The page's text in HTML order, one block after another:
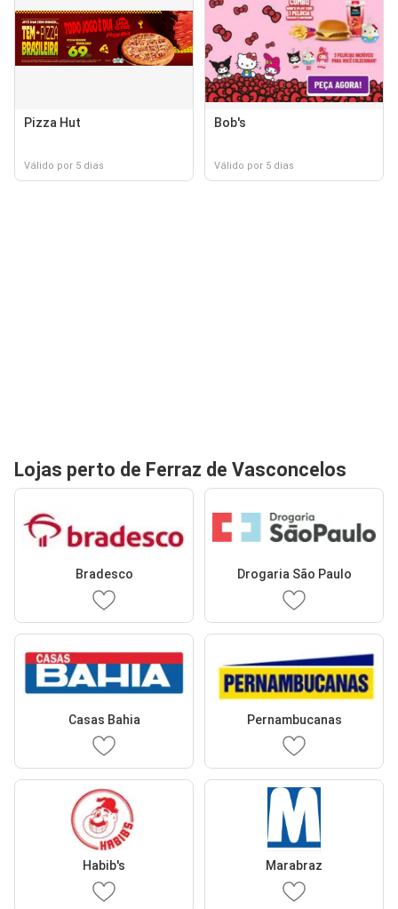
Pizza Hut
Válido por 5 dias
Bob's
Válido por 5 dias
Lojas perto de Ferraz de Vasconcelos
Bradesco Drogaria São Paulo
Casas Bahia Pernambucanas
Habib's Marabraz